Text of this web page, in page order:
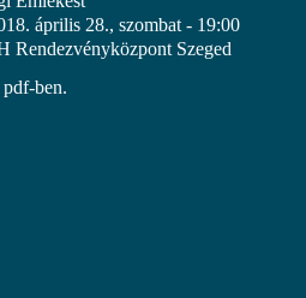
április 28., szombat - 19:00
Rendezvényközpont Szeged
pdf-ben.